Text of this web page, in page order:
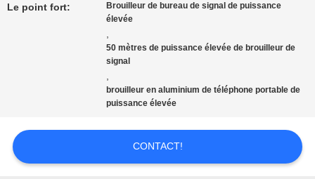
CONTACTEZ-
NOUVELLES
BLOGUE
Le point fort:
Brouilleur de bureau de signal de puissance
élevée
,
50 mètres de puissance élevée de brouilleur de
signal
,
brouilleur en aluminium de téléphone portable de
puissance élevée
CONTACT!